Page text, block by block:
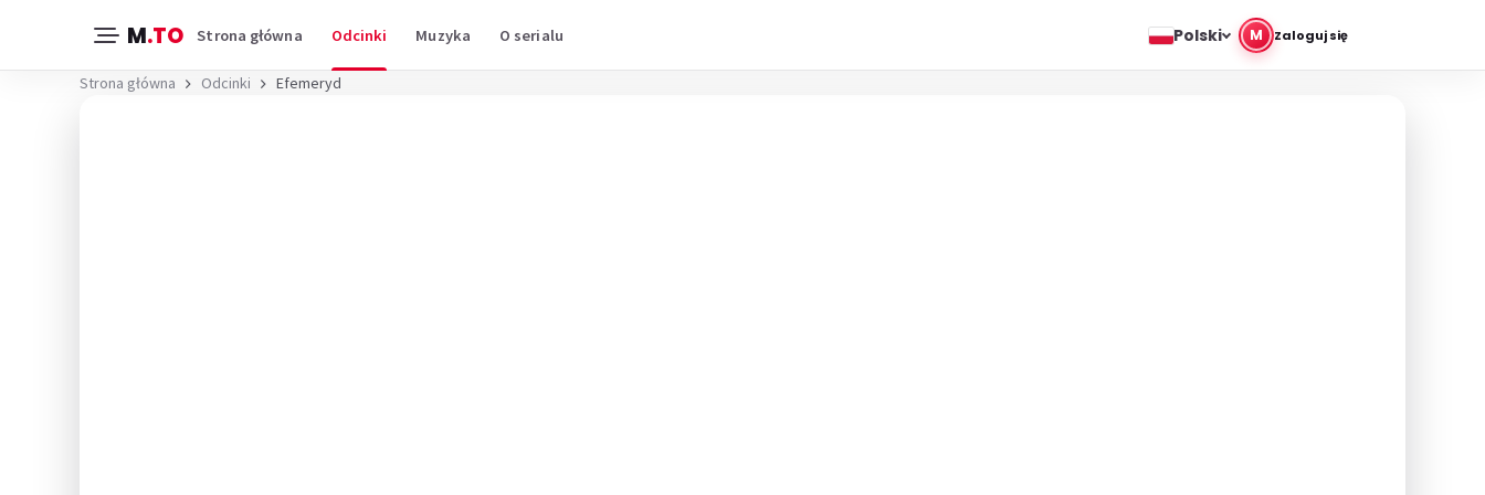
M.TO Strona główna Odcinki Muzyka O serialu Polski M Zaloguj się
Strona główna Odcinki Efemeryd